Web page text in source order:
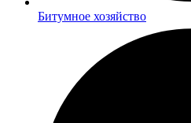
Битумное хозяйство